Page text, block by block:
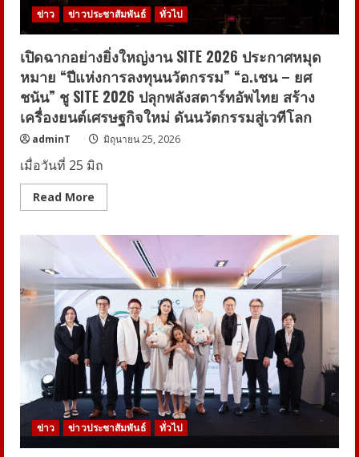
ขับ
เคลื่อน
พร้อม
รับ
ความ
เปลี่ยนแปลง
ใน
อนาคต
ข่าว ข่าวประชาสัมพันธ์ ทั่วไป
เปิดฉากอย่างยิ่งใหญ่งาน SITE 2026 ประกาศหมุด
หมาย “ปีแห่งการลงทุนนวัตกรรม” “อ.เชน – ยศ
ชนัน” ชู SITE 2026 ปลุกพลังสตาร์ทอัพไทย สร้าง
เครื่องยนต์เศรษฐกิจใหม่ ดันนวัตกรรมสู่เวทีโลก
adminT มิถุนายน 25, 2026
เมื่อวันที่ 25 มิถ
Read More
more
ฉาก
อย่าง
ใหญ่
งาน
SITE
2026
ประกาศ
หมุด
หมาย
แห่ง
การ
ลงทุน
นวัตกรรม”
“อ.เชน
–
ยศ
ข่าว ข่าวประชาสัมพันธ์ ทั่วไป